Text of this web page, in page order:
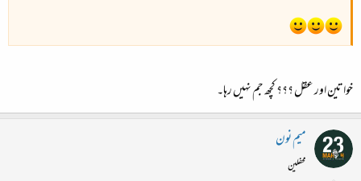
خواتین اور عقل ؟؟؟ کچھ جم نہیں رہا۔
میم نون
محفلین